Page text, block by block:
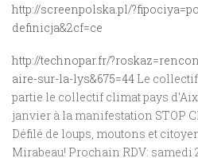
http://screenpolska.pl/
definicja&2cf=ce
http://technopar.fr/
aire-sur-la-lys&675=44 Le
partie le collectif climat pays
janvier à la manifestation STOP
Défilé de loups, moutons et
Mirabeau! Prochain RDV: samedi